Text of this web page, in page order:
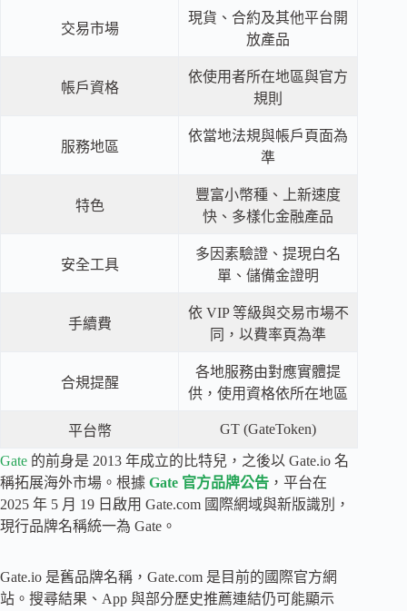
交易市場
現貨、合約及其他平台開
放產品
帳戶資格
依使用者所在地區與官方
規則
服務地區
依當地法規與帳戶頁面為
準
特色
豐富小幣種、上新速度
快、多樣化金融產品
安全工具
多因素驗證、提現白名
單、儲備金證明
手續費
依 VIP 等級與交易市場不
同，以費率頁為準
合規提醒
各地服務由對應實體提
供，使用資格依所在地區
平台幣 GT (GateToken)
Gate 的前身是 2013 年成立的比特兒，之後以 Gate.io 名
稱拓展海外市場。根據 Gate 官方品牌公告 ，平台在
2025 年 5 月 19 日啟用 Gate.com 國際網域與新版識別，
現行品牌名稱統一為 Gate。
Gate.io 是舊品牌名稱，Gate.com 是目前的國際官方網
站。搜尋結果、App 與部分歷史推薦連結仍可能顯示